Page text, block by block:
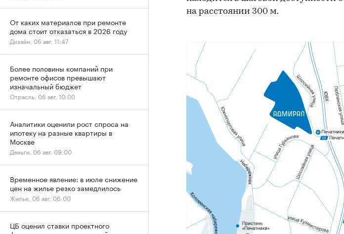
на расстоянии 300 м.
От каких материалов при ремонте
дома стоит отказаться в 2026 году
Дизайн, 06 авг, 11:47
Более половины компаний при
ремонте офисов превышают
изначальный бюджет
Отрасль, 06 авг, 10:00
Аналитики оценили рост спроса на
ипотеку на разные квартиры в
Москве
Деньги, 06 авг, 09:00
Временное явление: в июле снижение
цен на жилье резко замедлилось
Жилье, 06 авг, 06:00
ЦБ оценил ставки проектного